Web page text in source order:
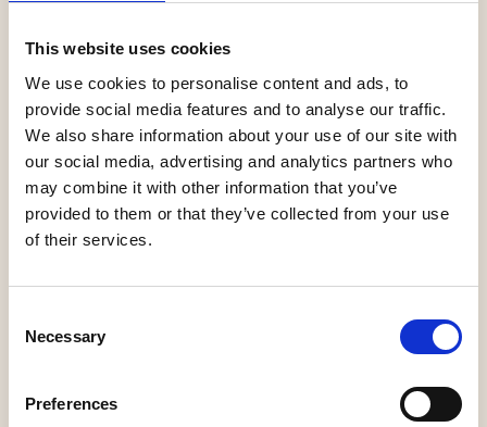
This website uses cookies
We use cookies to personalise content and ads, to
provide social media features and to analyse our traffic.
We also share information about your use of our site with
our social media, advertising and analytics partners who
may combine it with other information that you’ve
provided to them or that they’ve collected from your use
of their services.
Selection
Necessary
Preferences
Voor deze reeks lezingen is gekozen voor de thema\'s
Oost, West, Thuis, Best. Waarbij het thema Oost staat
voor de Oosterse filosofie, het thema West voor
Westerse filosofie, het thema Thuis voor de
Nederlandse filosofie. Tijdens de avond met thema
Best worden vragen die tijdens de eerste drie avonden
zijn opgekomen, behandeld.
betaald u €35,- en boekt u bij